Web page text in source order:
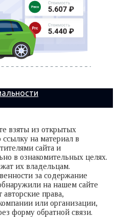
взяты из открытых
на материал в
сайта и
в ознакомительных целях.
их владельцам.
за содержание
на нашем сайте
права,
или организации,
форму обратной связи.